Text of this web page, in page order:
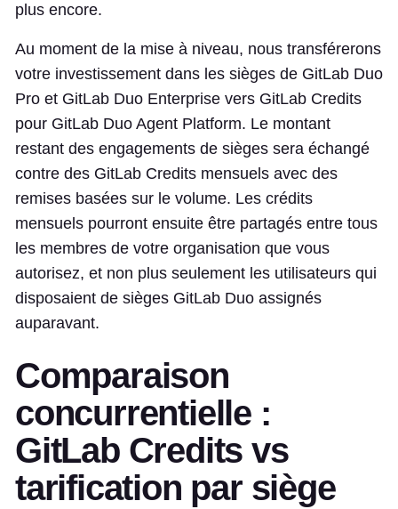
plus encore.
Au moment de la mise à niveau, nous transférerons
votre investissement dans les sièges de GitLab Duo
Pro et GitLab Duo Enterprise vers GitLab Credits
pour GitLab Duo Agent Platform. Le montant
restant des engagements de sièges sera échangé
contre des GitLab Credits mensuels avec des
remises basées sur le volume. Les crédits
mensuels pourront ensuite être partagés entre tous
les membres de votre organisation que vous
autorisez, et non plus seulement les utilisateurs qui
disposaient de sièges GitLab Duo assignés
auparavant.
Comparaison
concurrentielle :
GitLab Credits vs
tarification par siège